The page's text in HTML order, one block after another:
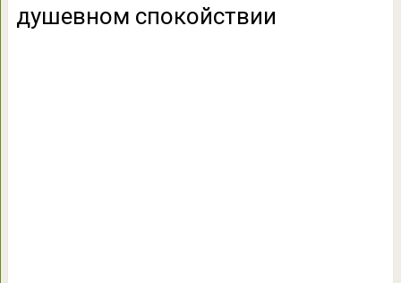
душевном спокойствии